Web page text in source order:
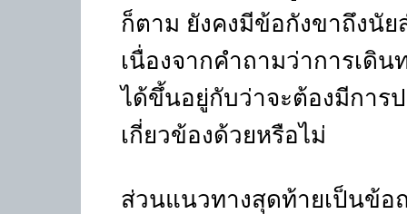
ก็ตาม ยังคงมีข้อกังขาถึงนั
เนื่องจากคำถามว่าการเดิ
ได้ขึ้นอยู่กับว่าจะต้องมีการ
เกี่ยวข้องด้วยหรือไม่
ส่วนแนวทางสุดท้ายเป็นข้อ